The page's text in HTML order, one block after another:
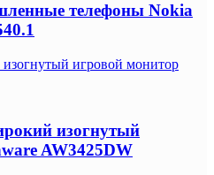
телефоны Nokia
игровой монитор
изогнутый
AW3425DW